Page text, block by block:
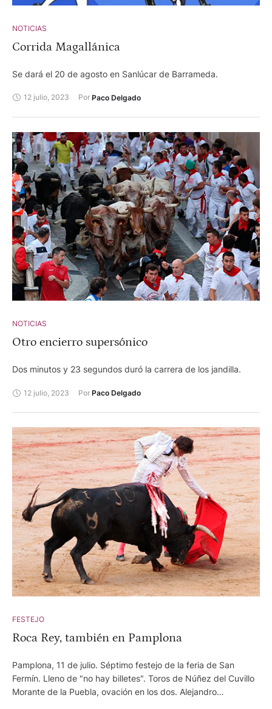
NOTICIAS
Corrida Magallánica
Se dará el 20 de agosto en Sanlúcar de Barrameda.
12 julio, 2023 Por Paco Delgado
NOTICIAS
Otro encierro supersónico
Dos minutos y 23 segundos duró la carrera de los jandilla.
12 julio, 2023 Por Paco Delgado
FESTEJO
Roca Rey, también en Pamplona
Pamplona, 11 de julio. Séptimo festejo de la feria de San
Fermín. Lleno de "no hay billetes". Toros de Núñez del Cuvillo
Morante de la Puebla, ovación en los dos. Alejandro